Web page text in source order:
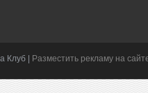
Клуб | Разместить рекламу на